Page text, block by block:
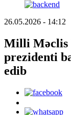
26.05.2026 - 14:12
Milli Məclis
prezidenti
edib